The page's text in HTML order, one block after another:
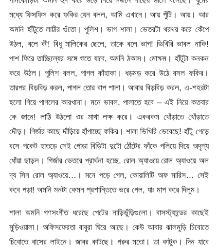
মধ্যে ফিসফিস করে ফকির যেন বলল, আমি এখানে। আয় পুঁটি। আয়। আর
অমনি হাঁটুতে লাঠির গুঁতো। পুলিশ। ভাগ শালা। ভেতরটা থরথর করে কেঁপে
উঠল, বলে কী! বিধু মালিকের ছেলে, তাকে বলে ভাগ! ভিখিরি ভাবল নাকি!
পাশ ফিরে তাচ্ছিল্যের সঙ্গে শুতে যাবে, অমনি ঠকাস। মোক্ষম। হাঁটুটা কনকন
করে উঠল। পুলিশ বলল, পাগল কাঁহাকা। ধড়মড় করে উঠে বসল ফকির।
তারপর বিড়বিড় করল, পাগল তোর বাপ শালা। আবার বিড়বিড় করল, এ-শহরটা
হলো গিয়ে পাগলের কারখানা। মনে ভাবল, পালাতে হবে – এই নিয়ে কতবার
কে জানে! লাঠি উঠলো ওর মাথা লক্ষ করে। একরকম খোঁড়াতে খোঁড়াতে
দৌড়। গির্জার কাছে দাঁড়িয়ে হাঁপাচ্ছে ফকির। শালা ভিখিরি ভেবেছে! হাঁটু গেড়ে
বসে পকেট হাতড়ে সেই পোড়া বিড়িটা দুটো ঠোঁটের ফাঁকে গলিয়ে দিয়ে অদৃশ্য
ধোঁয়া ছাড়ল। গির্জার ভেতরে প্রার্থনা হচ্ছে, রোল অ্যাওয়ে রোল অ্যাওয়ে অল
দ্য সিন রোল অ্যাওয়ে…। মনে পড়ে গেল, কোয়ালিটি অফ মারিস… সেই
কবে পড়া! অমনি মনটা কেমন প্রশান্তিতে ভরে গেল, যাঃ মাপ করে দিলুম।
শালা অমনি গণসংগীত ধরেছে পেটের নাড়িভুঁড়িগুলো। বাসস্ট্যান্ডের কাছেই
মুড়িওয়ালা। অফিসফেরতা বাবুরা ঘিরে আছে। কেউ আবার ঝালমুড়ি চিবোতে
চিবোতে বাসের লাইনে। জাবর কাটছে। গরুর মতো। তা কাটুক। দিন যাবে